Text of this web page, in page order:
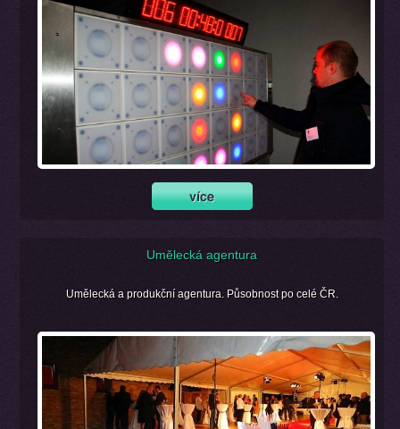
Umělecká agentura
Umělecká a produkční agentura. Působnost po celé ČR.